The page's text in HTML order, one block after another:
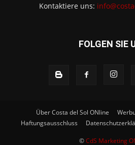
Kontaktiere uns:
FOLGEN SIE
Über Costa del Sol ONline
Haftungsausschluss
©CdS Marketing